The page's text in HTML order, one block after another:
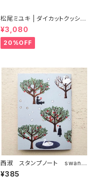
松尾ミユキ | ダイカットクッショ
ン ムギ | Die-cut cushion M
ugi
¥3,080
20%OFF
西淑 スタンプノート swan f
orest
¥385